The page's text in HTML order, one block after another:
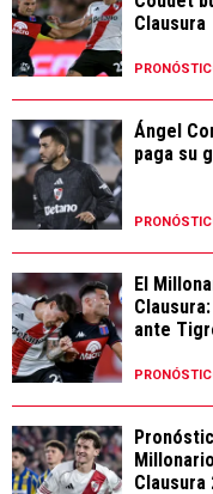
Clausura
Ángel
paga su
El
ante
Clausura